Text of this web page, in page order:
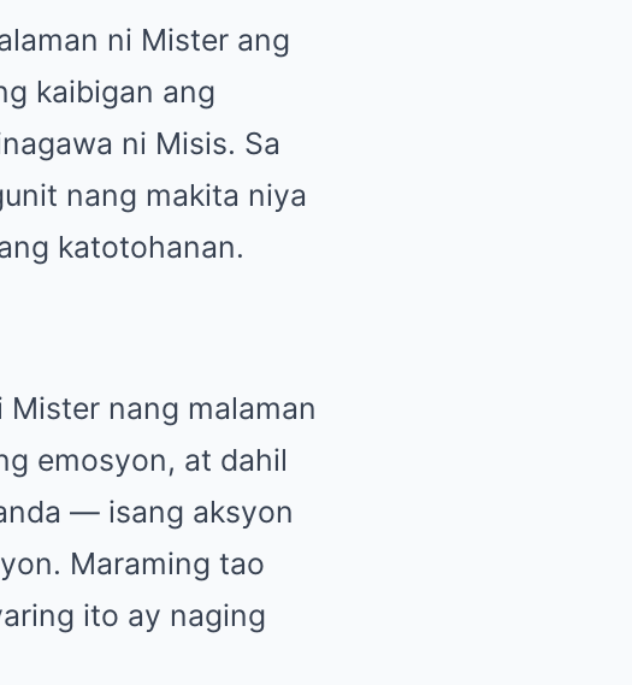
ni Mister ang
kaibigan ang
ni Misis. Sa
nang makita niya
katotohanan.
nang malaman
emosyon, at dahil
— isang aksyon
Maraming tao
ito ay naging